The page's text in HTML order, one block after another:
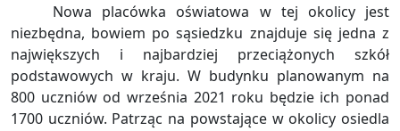
Nowa placówka oświatowa w tej okolicy jest
niezbędna, bowiem po sąsiedzku znajduje się jedna z
największych i najbardziej przeciążonych szkół
podstawowych w kraju. W budynku planowanym na
800 uczniów od września 2021 roku będzie ich ponad
1700 uczniów. Patrząc na powstające w okolicy osiedla